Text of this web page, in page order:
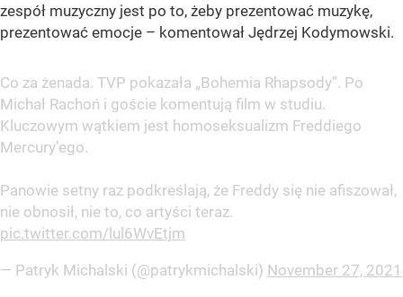
zespół muzyczny jest po to, żeby prezentować muzykę,
prezentować emocje – komentował Jędrzej Kodymowski.
Co za żenada. TVP pokazała „Bohemia Rhapsody”. Po
Michał Rachoń i goście komentują film w studiu.
Kluczowym wątkiem jest homoseksualizm Freddiego
Mercury’ego.
Panowie setny raz podkreślają, że Freddy się nie afiszował,
nie obnosił, nie to, co artyści teraz.
pic.twitter.com/lul6WvEtjm
— Patryk Michalski (@patrykmichalski) November 27, 2021